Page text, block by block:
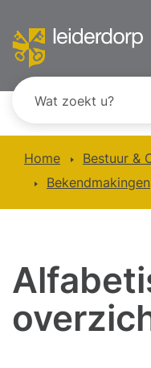
Home Bestuur &
Bekendmakingen